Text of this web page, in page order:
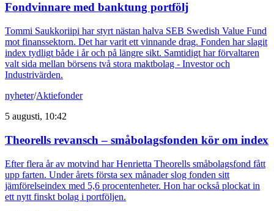
Fondvinnare med banktung portfölj
Tommi Saukkoriipi har styrt nästan halva SEB Swedish Value Fund
mot finanssektorn. Det har varit ett vinnande drag. Fonden har slagit
index tydligt både i år och på längre sikt. Samtidigt har förvaltaren
valt sida mellan börsens två stora maktbolag - Investor och
Industrivärden.
nyheter/Aktiefonder
5 augusti, 10:42
Theorells revansch – småbolagsfonden kör om index
Efter flera år av motvind har Henrietta Theorells småbolagsfond fått
upp farten. Under årets första sex månader slog fonden sitt
jämförelseindex med 5,6 procentenheter. Hon har också plockat in
ett nytt finskt bolag i portföljen.